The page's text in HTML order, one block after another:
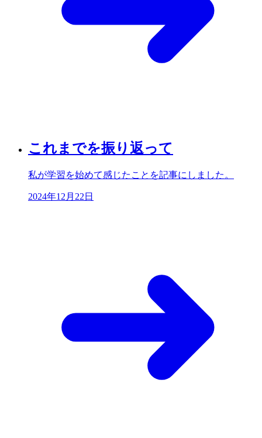
これまでを振り返って
私が学習を始めて感じたことを記事にしました。
2024年12月22日